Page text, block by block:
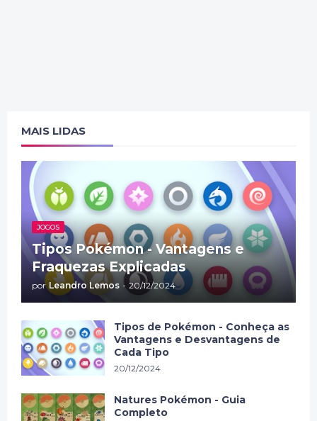
MAIS LIDAS
JOGOS
Tipos Pokémon - Vantagens e
Fraquezas Explicadas
por Leandro Lemos - 20/12/2024
Tipos de Pokémon - Conheça as
Vantagens e Desvantagens de
Cada Tipo
20/12/2024
Natures Pokémon - Guia
Completo